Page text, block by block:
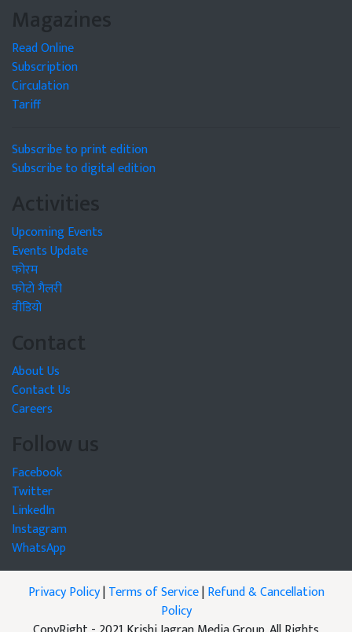
Magazines
Read Online
Subscription
Circulation
Tariff
Subscribe to print edition
Subscribe to digital edition
Activities
Upcoming Events
Events Update
फोरम
फोटो गैलरी
वीडियो
Contact
About Us
Contact Us
Careers
Follow us
Facebook
Twitter
LinkedIn
Instagram
WhatsApp
Privacy Policy|Terms of Service|Refund & Cancellation
Policy